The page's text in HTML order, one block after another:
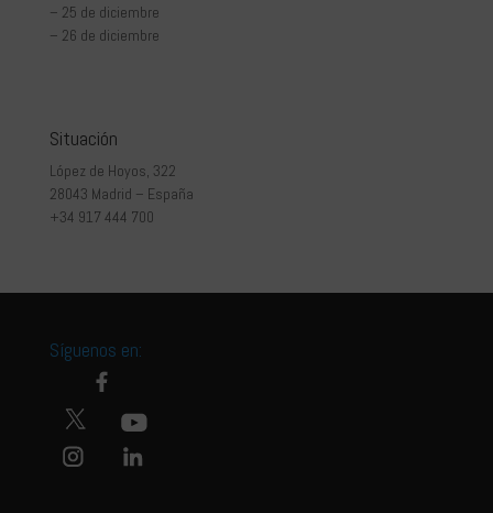
– 25 de diciembre
– 26 de diciembre
Situación
López de Hoyos, 322
28043 Madrid – España
+34 917 444 700
Síguenos en: